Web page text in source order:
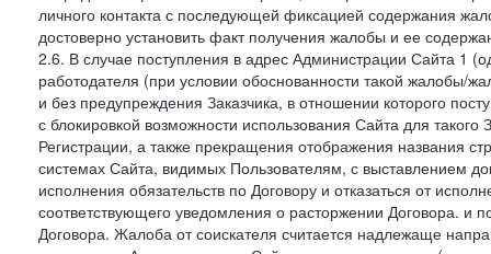
личного контакта с последующей фиксацией содержания
достоверно установить факт получения жалобы и ее
2.6. В случае поступления в адрес Администрации Сайта 1
работодателя (при условии обоснованности такой
и без предупреждения Заказчика, в отношении которого
с блокировкой возможности использования Сайта для
Регистрации, а также прекращения отображения названия
системах Сайта, видимых Пользователям, с выставлением
исполнения обязательств по Договору и отказаться от
соответствующего уведомления о расторжении Договора. и
Договора. Жалоба от соискателя считается надлежаще